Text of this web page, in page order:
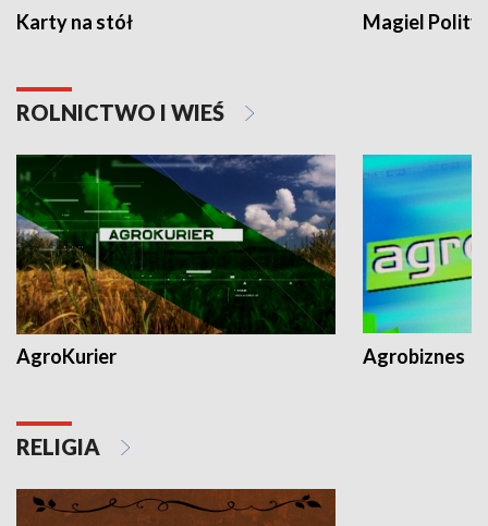
Karty na stół Magiel
ROLNICTWO I WIEŚ
AgroKurier Agrobiznes
RELIGIA